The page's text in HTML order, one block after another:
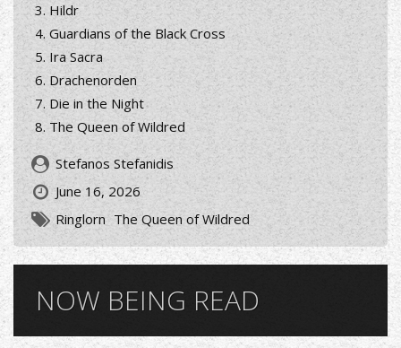
Hildr
Guardians of the Black Cross
Ira Sacra
Drachenorden
Die in the Night
The Queen of Wildred
Stefanos Stefanidis
June 16, 2026
Ringlorn The Queen of Wildred
NOW BEING READ